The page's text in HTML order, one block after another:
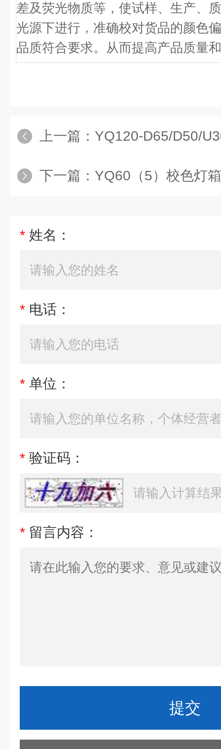
差及荧光物质等，使试样、生产、
光源下进行，准确校对货品的颜色
品质符合要求。从而提高产品质量
上一篇： YQ120-D65/D50/U30纸
下一篇： YQ60（5）校色灯箱
* 姓名：
* 电话：
* 单位：
* 验证码：
* 留言内容：